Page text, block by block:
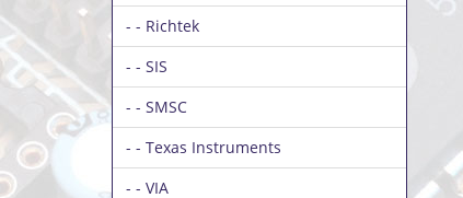
- - Richtek
- - SIS
- - SMSC
- - Texas Instruments
- - VIA